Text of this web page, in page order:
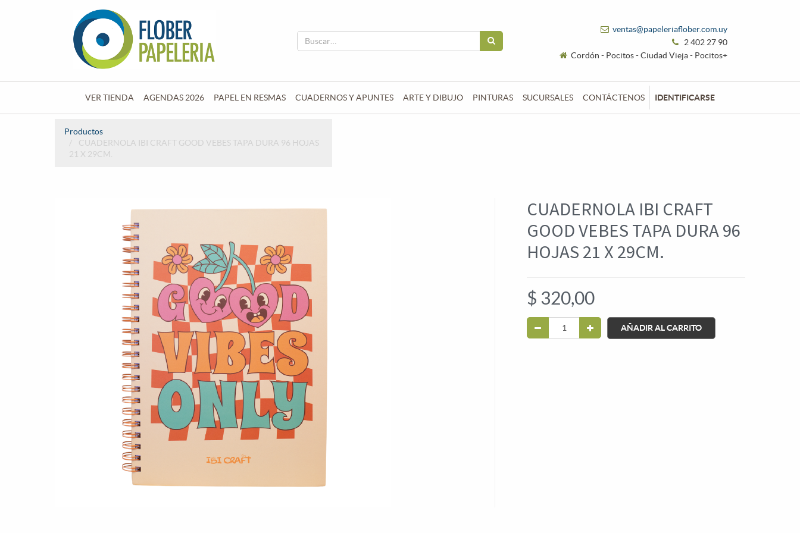
ventas@papeleriaflober.com.uy
2 402 27 90
Cordón - Pocitos - Ciudad Vieja - Pocitos+
VER TIENDA AGENDAS 2026 PAPEL EN RESMAS CUADERNOS Y APUNTES ARTE Y DIBUJO PINTURAS SUCURSALES CONTÁCTENOS IDENTIFICARSE
Productos
CUADERNOLA IBI CRAFT GOOD VEBES TAPA DURA 96 HOJAS
21 X 29CM.
CUADERNOLA IBI CRAFT
GOOD VEBES TAPA DURA 96
HOJAS 21 X 29CM.
$ 320,00
AÑADIR AL CARRITO